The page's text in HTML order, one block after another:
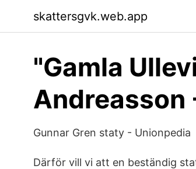
skattersgvk.web.app
"Gamla
Gunnar Gren staty - Unionpedia
Därför vill vi att en beständig